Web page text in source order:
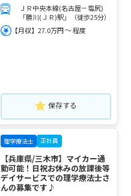
ＪＲ中央本線(名古屋－塩尻)
「勝川(ＪＲ)駅」（徒歩25分）
【月収】27.0万円 ～ 程度
保存する
理学療法士 正社員
【兵庫県/三木市】マイカー通
勤可能！日祝お休みの放課後等
デイサービスでの理学療法士さ
んの募集です♪